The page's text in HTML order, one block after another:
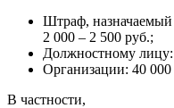
Штраф,
2 000 – 2 500 руб.;
Должностному лицу:
Организации: 40 000
В частности,